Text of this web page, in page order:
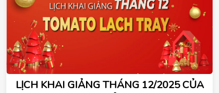
LỊCH KHAI GIẢNG THÁNG 12/2025 CỦA